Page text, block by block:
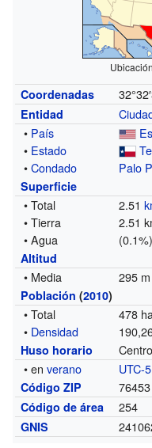
Coordenadas
Entidad
• País
• Estado
•Condado Palo
Superficie
• Total 2.51
• Tierra
2.51
• Agua
Altitud
• Media 295
Población (2010)
• Total
478
• Densidad
Huso horario
• enverano UTC-5
Código ZIP 76453
Código de área 254
GNIS